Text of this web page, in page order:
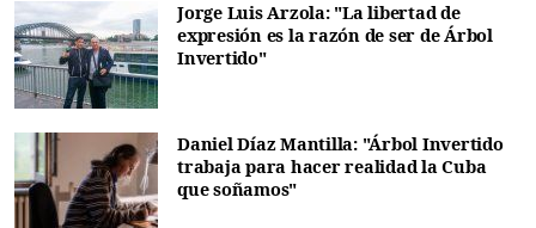
Jorge Luis Arzola: "La libertad de
expresión es la razón de ser de Árbol
Invertido"
Daniel Díaz Mantilla: "Árbol Invertido
trabaja para hacer realidad la Cuba
que soñamos"